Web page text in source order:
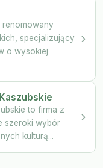
specjalizujący
o wysokiej
to firma z
szeroki wybór
kulturą...